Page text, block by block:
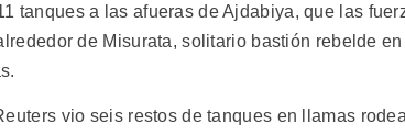
tanques a las afueras de Ajdabiya, que las
de Misurata, solitario bastión rebelde
vio seis restos de tanques en llamas